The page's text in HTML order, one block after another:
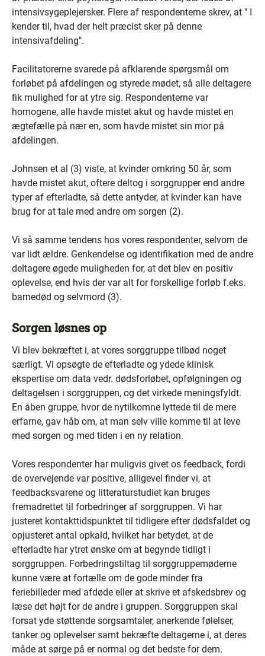
intensivsygeplejersker. Flere af respondenterne skrev, at " I
kender til, hvad der helt præcist sker på denne
intensivafdeling".
Facilitatorerne svarede på afklarende spørgsmål om
forløbet på afdelingen og styrede mødet, så alle deltagere
fik mulighed for at ytre sig. Respondenterne var
homogene, alle havde mistet akut og havde mistet en
ægtefælle på nær en, som havde mistet sin mor på
afdelingen.
Johnsen et al (3) viste, at kvinder omkring 50 år, som
havde mistet akut, oftere deltog i sorggrupper end andre
typer af efterladte, så dette antyder, at kvinder kan have
brug for at tale med andre om sorgen (2).
Vi så samme tendens hos vores respondenter, selvom de
var lidt ældre. Genkendelse og identifikation med de andre
deltagere øgede muligheden for, at det blev en positiv
oplevelse, end hvis der var alt for forskellige forløb f.eks.
barnedød og selvmord (3).
Sorgen løsnes op
Vi blev bekræftet i, at vores sorggruppe tilbød noget
særligt. Vi opsøgte de efterladte og ydede klinisk
ekspertise om data vedr. dødsforløbet, opfølgningen og
deltagelsen i sorggruppen, og det virkede meningsfyldt.
En åben gruppe, hvor de nytilkomne lyttede til de mere
erfarne, gav håb om, at man selv ville komme til at leve
med sorgen og med tiden i en ny relation.
Vores respondenter har muligvis givet os feedback, fordi
de overvejende var positive, alligevel finder vi, at
feedbacksvarene og litteraturstudiet kan bruges
fremadrettet til forbedringer af sorggruppen. Vi har
justeret kontakttidspunktet til tidligere efter dødsfaldet og
opjusteret antal opkald, hvilket har betydet, at de
efterladte har ytret ønske om at begynde tidligt i
sorggruppen. Forbedringstiltag til sorggruppemøderne
kunne være at fortælle om de gode minder fra
feriebilleder med afdøde eller at skrive et afskedsbrev og
læse det højt for de andre i gruppen. Sorggruppen skal
forsat yde støttende sorgsamtaler, anerkende følelser,
tanker og oplevelser samt bekræfte deltagerne i, at deres
måde at sørge på er normal og det bedste for dem.